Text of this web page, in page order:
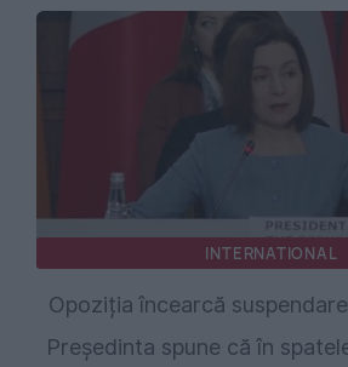
INTERNATIONAL
Opoziția încearcă
Președinta spune că în